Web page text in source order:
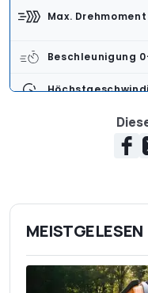
Max. Drehmoment
Beschleunigung
Höhe
MEISTGELESEN